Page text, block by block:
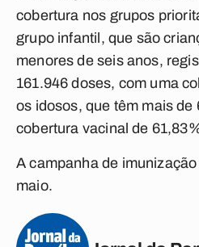
cobertura nos grupos
grupo infantil, que são
menores de seis anos,
161.946 doses, com uma
os idosos, que têm mais de
cobertura vacinal de
A campanha de
maio.